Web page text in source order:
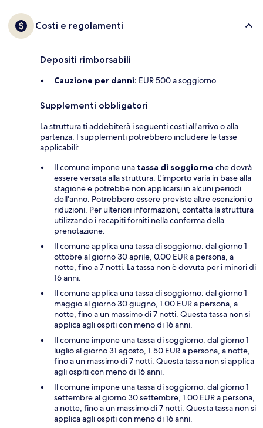
Costi e regolamenti
Depositi rimborsabili
Cauzione per danni: EUR 500 a soggiorno.
Supplementi obbligatori
La struttura ti addebiterà i seguenti costi all'arrivo o alla
partenza. I supplementi potrebbero includere le tasse
applicabili:
Il comune impone una tassa di soggiorno che dovrà
essere versata alla struttura. L'importo varia in base alla
stagione e potrebbe non applicarsi in alcuni periodi
dell'anno. Potrebbero essere previste altre esenzioni o
riduzioni. Per ulteriori informazioni, contatta la struttura
utilizzando i recapiti forniti nella conferma della
prenotazione.
Il comune applica una tassa di soggiorno: dal giorno 1
ottobre al giorno 30 aprile, 0.00 EUR a persona, a
notte, fino a 7 notti. La tassa non è dovuta per i minori di
16 anni.
Il comune applica una tassa di soggiorno: dal giorno 1
maggio al giorno 30 giugno, 1.00 EUR a persona, a
notte, fino a un massimo di 7 notti. Questa tassa non si
applica agli ospiti con meno di 16 anni.
Il comune impone una tassa di soggiorno: dal giorno 1
luglio al giorno 31 agosto, 1.50 EUR a persona, a notte,
fino a un massimo di 7 notti. Questa tassa non si applica
agli ospiti con meno di 16 anni.
Il comune impone una tassa di soggiorno: dal giorno 1
settembre al giorno 30 settembre, 1.00 EUR a persona,
a notte, fino a un massimo di 7 notti. Questa tassa non si
applica agli ospiti con meno di 16 anni.